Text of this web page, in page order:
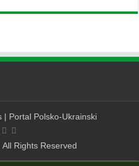
| Portal Polsko-Ukrainski
Rights Reserved